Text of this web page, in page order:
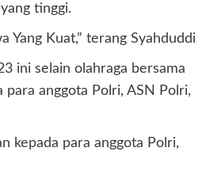
tinggi.
Yang Kuat,” terang Syahduddi
ini selain olahraga bersama
anggota Polri, ASN Polri,
kepada para anggota Polri,